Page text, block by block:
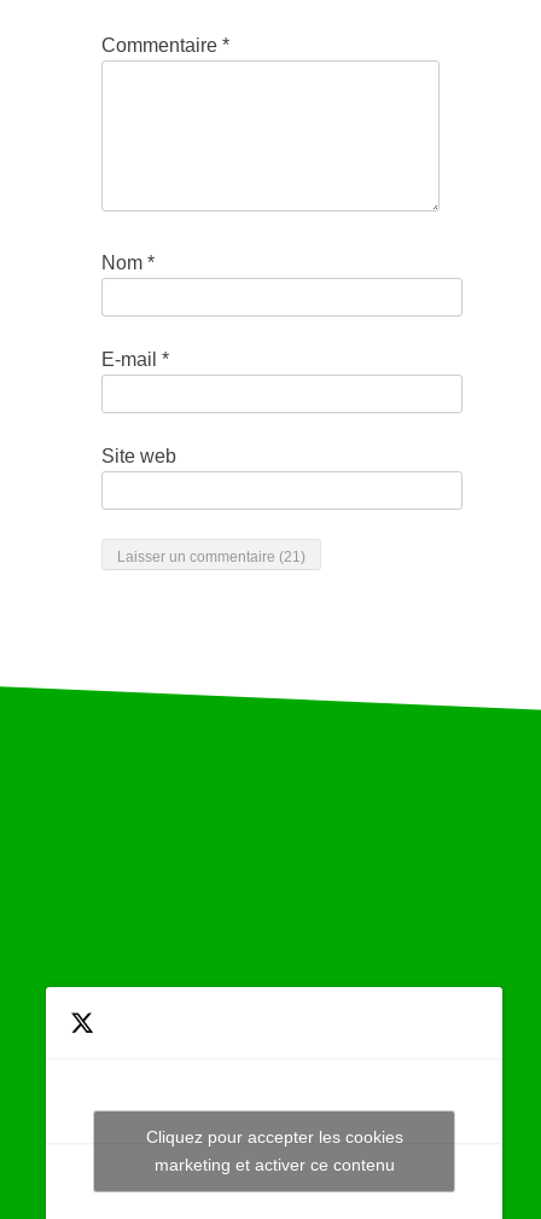
Commentaire *
Nom *
E-mail *
Site web
Tweets by JeuAchat
Cliquez pour accepter les cookies
marketing et activer ce contenu